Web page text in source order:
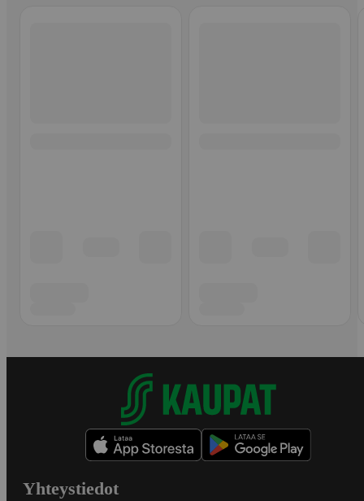
Yhteystiedot